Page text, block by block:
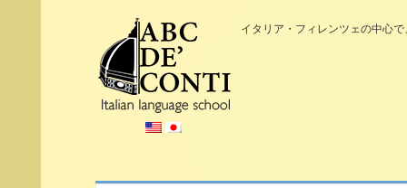
イタリア・フィレンツェの中心